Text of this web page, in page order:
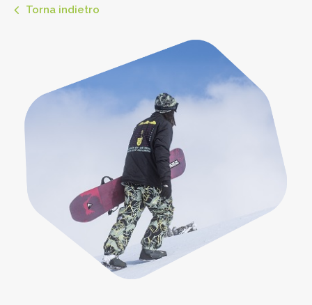
Torna indietro